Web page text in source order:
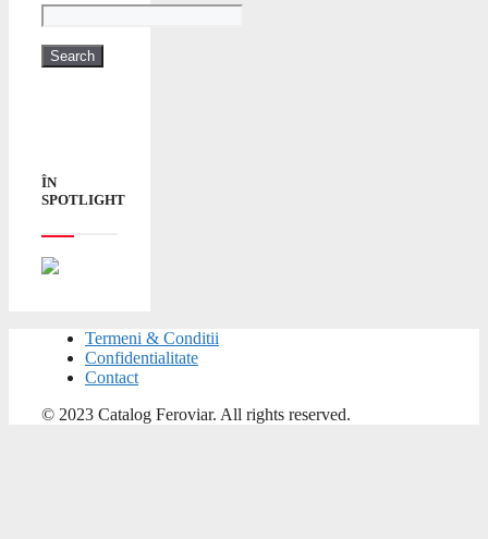
ÎN
SPOTLIGHT
Termeni & Conditii
Confidentialitate
Contact
© 2023 Catalog Feroviar. All rights reserved.